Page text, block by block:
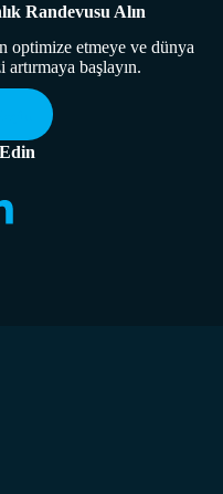
Randevusu Alın
optimize etmeye ve dünya
başlayın.